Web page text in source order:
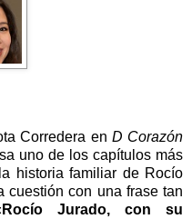
Corredera en D Corazón
uno de los capítulos más
historia familiar de Rocío
cuestión con una frase tan
Jurado, con su